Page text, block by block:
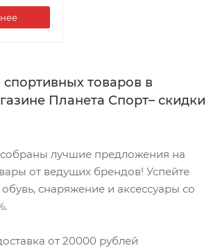
товаров в
Планета Спорт– скидки
собраны лучшие предложения на
от ведущих брендов! Успейте
снаряжение и аксессуары со
от 20000 рублей